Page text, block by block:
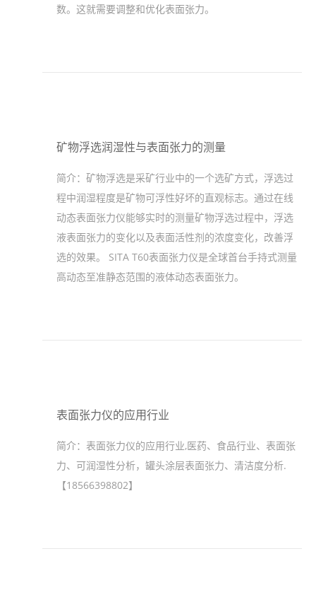
数。这就需要调整和优化表面张力。
矿物浮选润湿性与表面张力的测量
简介： 矿物浮选是采矿行业中的一个选矿方式，浮选过
程中润湿程度是矿物可浮性好坏的直观标志。通过在线
动态表面张力仪能够实时的测量矿物浮选过程中，浮选
液表面张力的变化以及表面活性剂的浓度变化，改善浮
选的效果。 SITA T60表面张力仪是全球首台手持式测量
高动态至准静态范围的液体动态表面张力。
表面张力仪的应用行业
简介： 表面张力仪的应用行业,医药、食品行业、表面张
力、可润湿性分析，罐头涂层表面张力、清洁度分析.
【18566398802】